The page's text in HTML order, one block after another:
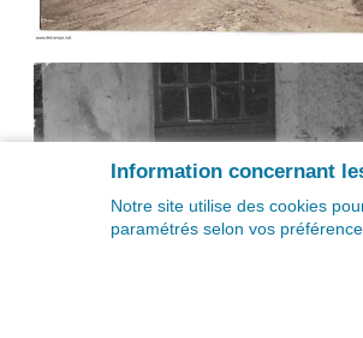
Information concernant
Notre site utilise des cookies
paramétrés selon vos